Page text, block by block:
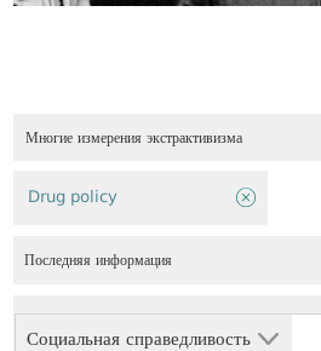
Многие измерения экстрактивизма
Социальная справедливость
Drug policy
Последняя информация